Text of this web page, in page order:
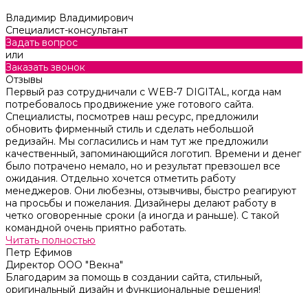
Владимир Владимирович
Специалист-консультант
Задать вопрос
или
Заказать звонок
Отзывы
Первый раз сотрудничали с WEB-7 DIGITAL, когда нам
потребовалось продвижение уже готового сайта.
Специалисты, посмотрев наш ресурс, предложили
обновить фирменный стиль и сделать небольшой
редизайн. Мы согласились и нам тут же предложили
качественный, запоминающийся логотип. Времени и денег
было потрачено немало, но и результат превзошел все
ожидания. Отдельно хочется отметить работу
менеджеров. Они любезны, отзывчивы, быстро реагируют
на просьбы и пожелания. Дизайнеры делают работу в
четко оговоренные сроки (а иногда и раньше). С такой
командной очень приятно работать.
Читать полностью
Петр Ефимов
Директор ООО "Векна"
Благодарим за помощь в создании сайта, стильный,
оригинальный дизайн и функциональные решения!